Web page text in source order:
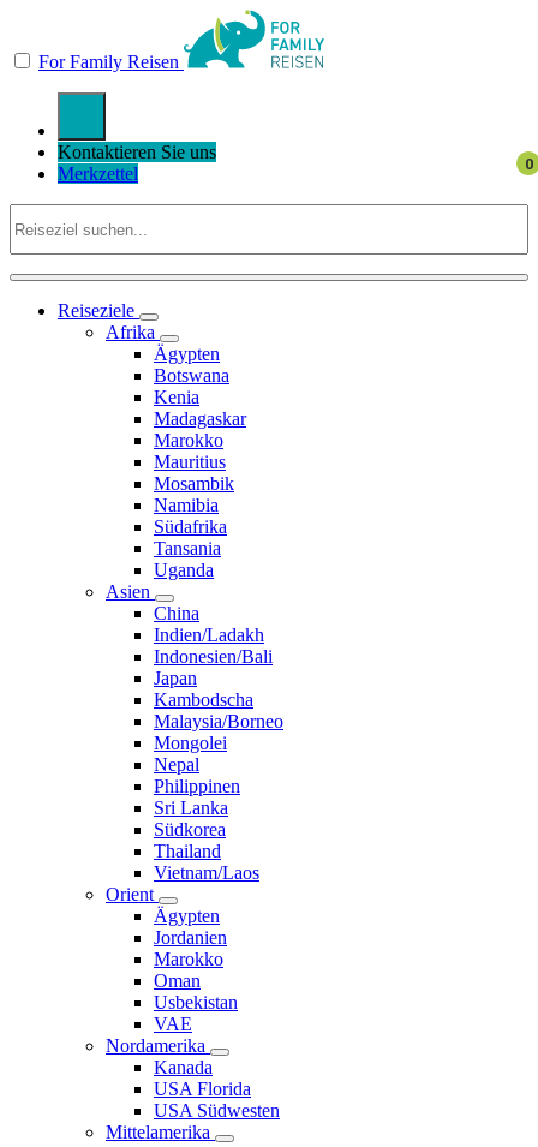
For Family Reisen
Kontaktieren Sie uns
Merkzettel
Reiseziele
Afrika
Ägypten
Botswana
Kenia
Madagaskar
Marokko
Mauritius
Mosambik
Namibia
Südafrika
Tansania
Uganda
Asien
China
Indien/Ladakh
Indonesien/Bali
Japan
Kambodscha
Malaysia/Borneo
Mongolei
Nepal
Philippinen
Sri Lanka
Südkorea
Thailand
Vietnam/Laos
Orient
Ägypten
Jordanien
Marokko
Oman
Usbekistan
VAE
Nordamerika
Kanada
USA Florida
USA Südwesten
Mittelamerika